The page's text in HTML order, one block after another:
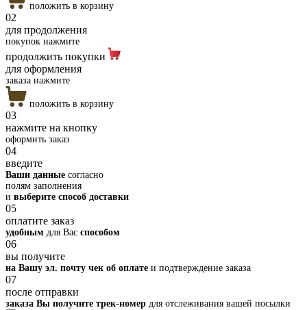
положить в корзину
02
для продолжения
покупок нажмите
продолжить покупки
для оформления
заказа нажмите
положить в корзину
03
нажмите на кнопку
оформить заказ
04
введите
Ваши данные согласно
полям заполнения
и выберите способ доставки
05
оплатите заказ
удобным для Вас способом
06
вы получите
на Вашу эл. почту чек об оплате и подтверждение заказа
07
после отправки
заказа Вы получите трек-номер для отслеживания вашей посылки